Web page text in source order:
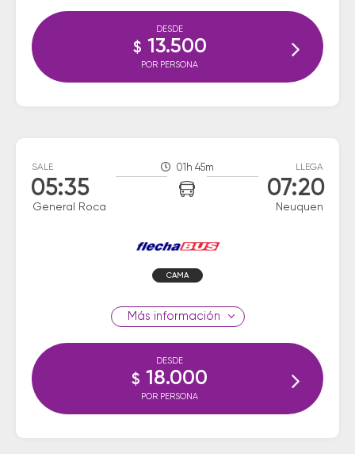
DESDE
$ 13.500
POR PERSONA
SALE
05:35
General Roca
01h 45m LLEGA
07:20
Neuquen
CAMA
información
DESDE
$ 18.000
POR PERSONA